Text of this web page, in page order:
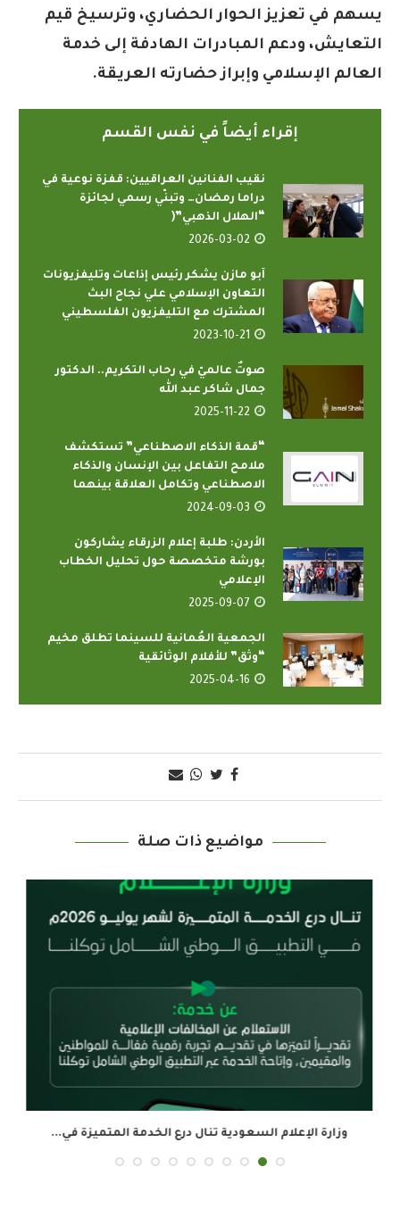
يسهم في تعزيز الحوار الحضاري، وترسيخ قيم
التعايش، ودعم المبادرات الهادفة إلى خدمة
العالم الإسلامي وإبراز حضارته العريقة.
إقراء أيضاً في نفس القسم
نقيب الفنانين العراقيين: قفزة نوعية في
دراما رمضان… وتبنّي رسمي لجائزة
“الهلال الذهبي”(
2026-03-02
آبو مازن يشكر رئيس إذاعات وتليفزيونات
التعاون الإسلامي علي نجاح البث
المشترك مع التليفزيون الفلسطيني
2023-10-21
صوتٌ عالميّ في رحاب التكريم.. الدكتور
جمال شاكر عبد الله
2025-11-22
“قمة الذكاء الاصطناعي” تستكشف
ملامح التفاعل بين الإنسان والذكاء
الاصطناعي وتكامل العلاقة بينهما
2024-09-03
الأردن: طلبة إعلام الزرقاء يشاركون
بورشة متخصصة حول تحليل الخطاب
الإعلامي
2025-09-07
الجمعية العُمانية للسينما تطلق مخيم
“وثق” للأفلام الوثائقية
2025-04-16
مواضيع ذات صلة
وزارة الإعلام السعودية تنال درع الخدمة المتميزة في...